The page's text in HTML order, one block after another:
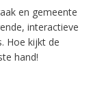
en gemeente
interactieve
Hoe kijkt de
hand!